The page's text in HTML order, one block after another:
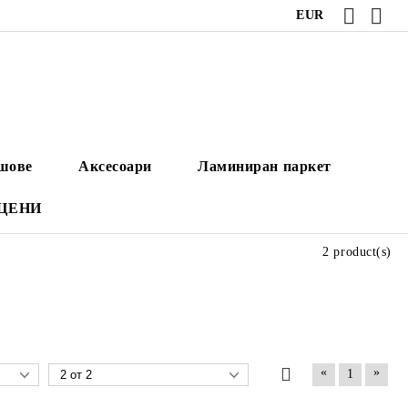
EUR
Аксесоари Ламиниран паркет
2 product(s)
« 1 »